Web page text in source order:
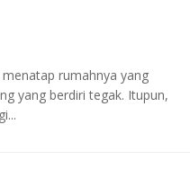
rumahnya yang
yang berdiri tegak. Itupun,